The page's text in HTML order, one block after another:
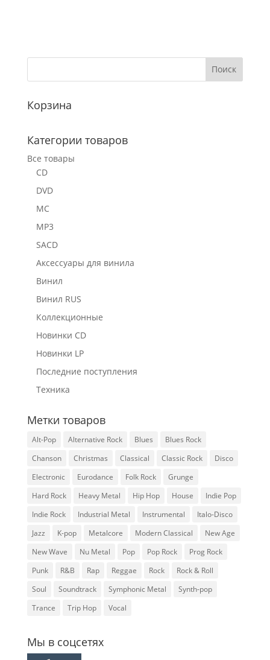
Корзина
Категории товаров
Все товары
CD
DVD
MC
MP3
SACD
Аксессуары для винила
Винил
Винил RUS
Коллекционные
Новинки CD
Новинки LP
Последние поступления
Техника
Метки товаров
Alt-Pop Alternative Rock Blues
Blues Rock
Chanson
Christmas Classical Classic Rock
Disco
Electronic
Eurodance Folk Rock
Grunge
Hard Rock
Heavy Metal Hip Hop House
Indie Pop
Indie Rock
Industrial Metal Instrumental
Italo-Disco
Jazz
K-pop Metalcore Modern Classical
New Age
New Wave
Nu Metal Pop Pop Rock
Prog Rock
Punk
R&B Rap Reggae Rock
Rock & Roll
Soul
Soundtrack Symphonic Metal
Synth-pop
Trance
Trip Hop Vocal
Мы в соцсетях